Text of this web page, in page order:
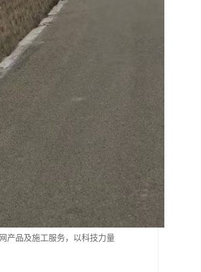
产品及施工服务，以科技力量